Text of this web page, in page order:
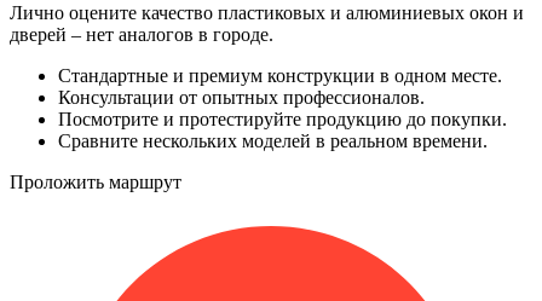
Лично оцените качество пластиковых и алюминиевых окон и
дверей – нет аналогов в городе.
Стандартные и премиум конструкции в одном месте.
Консультации от опытных профессионалов.
Посмотрите и протестируйте продукцию до покупки.
Сравните нескольких моделей в реальном времени.
Проложить маршрут